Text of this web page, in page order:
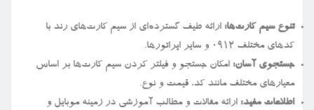
تنوع سیم کارت‌ها: ارائه طیف گسترده‌ای از سیم کارت‌های رند با
کدهای مختلف ۰۹۱۲ و سایر اپراتورها.
جستجوی آسان: امکان جستجو و فیلتر کردن سیم کارت‌ها بر اساس
معیارهای مختلف مانند کد، قیمت و نوع.
اطلاعات مفید: ارائه مقالات و مطالب آموزشی در زمینه موبایل و